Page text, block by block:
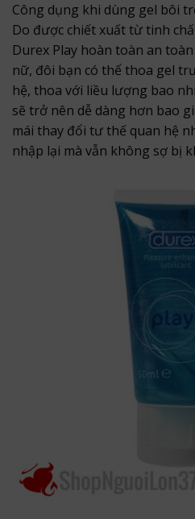
Công dụng khi dùng gel bôi
Do được chiết xuất từ tinh
Durex Play hoàn toàn an
nữ, đôi bạn có thể thoa gel
hệ, thoa với liều lượng bao
sẽ trở nên dễ dàng hơn bao
mái thay đổi tư thế quan hệ
nhập lại mà vẫn không sợ bị